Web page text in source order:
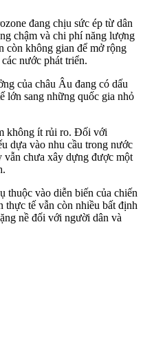
đang chịu sức ép từ dân
chậm và chi phí năng lượng
còn không gian để mở rộng
nước phát triển.
của châu Âu đang có dấu
lớn sang những quốc gia nhỏ
không ít rủi ro. Đối với
dựa vào nhu cầu trong nước
vẫn chưa xây dựng được một
thuộc vào diễn biến của chiến
tế vẫn còn nhiều bất định
nề đối với người dân và